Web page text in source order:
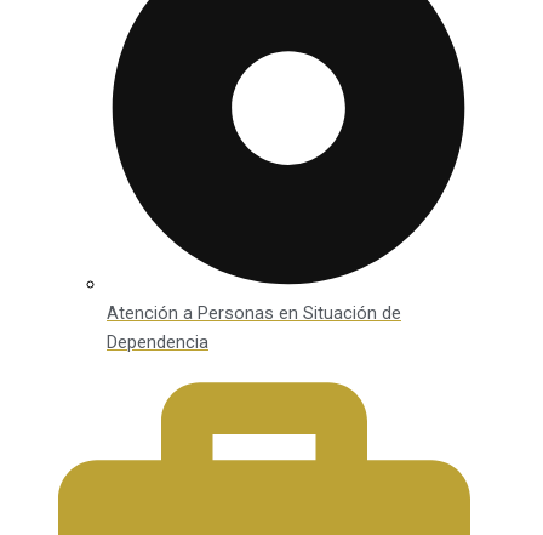
Atención a Personas en Situación de
Dependencia